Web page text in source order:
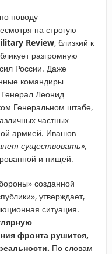
поводу
на строгую
Review, близкий к
разгромную
России. Даже
командиры
Леонид
Генеральном штабе,
частных
армией. Ивашов
существовать»,
и нищей.
созданной
утверждает,
ситуация.
фронта рушится,
По словам